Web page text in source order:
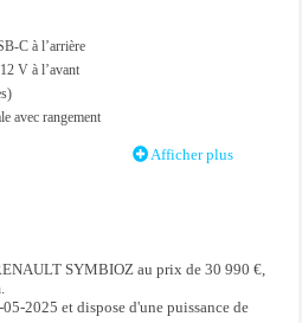
C à l’arrière
V à l’avant
avec rangement
passager
et assistant maintien dans la voie
Afficher plus
SYMBIOZ au prix de 30 990 €,
2025 et dispose d'une puissance de